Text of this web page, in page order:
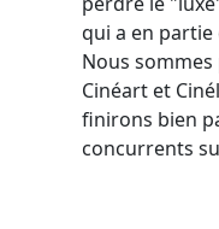
qui a en partie
Nous
Cinéart et
finirons bien
concurrents